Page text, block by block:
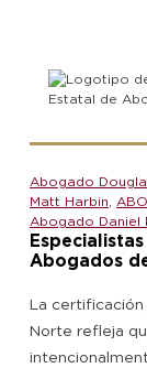
Abogado
Matt Harbin,
Abogado Daniel
Abogados
La certificación
Norte refleja